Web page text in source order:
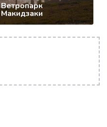
Ветропарк
Макидзаки